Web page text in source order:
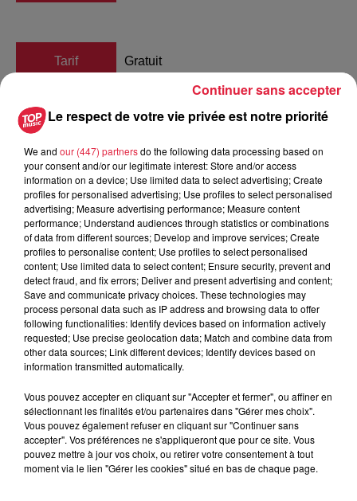
Tarif Gratuit
FÊTE DE LA MUSIQUE 2024 / 𝗚-𝗠𝗢𝗪 - 𝗗𝗘𝗔𝗗𝗟𝗬
𝗦𝗛𝗔𝗞𝗘𝗦 / 𝗔𝗟𝗜𝗪𝗨 - 𝗧𝗛𝗘 𝗕𝗢𝗪𝗦𝗧𝗥𝗜𝗡𝗚𝗦 -
𝗠𝗜𝗧𝗛𝗥𝗔𝗡𝗗𝗜𝗥 - 𝗣𝗢̂𝗟𝗘 𝗡𝗢𝗥𝗗
Plongez dans un océan musical pour une fête de la musique
tentaculaire !
6 groupes du Grand Est ont été sélectionnés pour leur
énergie, leur folie et leur talent, sur plus de 50 candidatures.
Que vous soyez un poulpe dansant ou un calamar chantant,
ils sont prêts à vous faire vibrer !
Zone51 vous propose de célébrer la musique ensemble,
place du Dr Kubler à Sélestat le 21 juin dès 18h.
𝗚-𝗠𝗢𝗪 (𝗥𝗼𝗰𝗸 𝗙𝗿𝗮𝗻𝗰̧𝗮𝗶𝘀)
𝗔𝗟𝗜𝗪𝗨 (𝗔𝗳𝗿𝗼-𝗙𝘂𝘀𝗶𝗼𝗻)
𝗧𝗛𝗘 𝗕𝗢𝗪𝗦𝗧𝗥𝗜𝗡𝗚𝗦 (𝗙𝗼𝗹𝗸)
𝗠𝗜𝗧𝗛𝗥𝗔𝗡𝗗𝗜𝗥 (𝗦𝘁𝗼𝗻𝗲𝗿)
𝗣𝗢̂𝗟𝗘 𝗡𝗢𝗥𝗗 (𝗣𝗼𝘀𝘁 𝗿𝗼𝗰𝗸)
Le respect de votre vie privée est notre priorité
We and our (447) partnersdo the following data processing based on
your consent and/or our legitimate interest: Store and/or access
information on a device; Use limited data to select advertising; Create
profiles for personalised advertising; Use profiles to select personalised
advertising; Measure advertising performance; Measure content
performance; Understand audiences through statistics or combinations
of data from different sources; Develop and improve services; Create
profiles to personalise content; Use profiles to select personalised
content; Use limited data to select content; Ensure security, prevent and
detect fraud, and fix errors; Deliver and present advertising and content;
Save and communicate privacy choices. These technologies may
process personal data such as IP address and browsing data to offer
following functionalities: Identify devices based on information actively
requested; Use precise geolocation data; Match and combine data from
other data sources; Link different devices; Identify devices based on
information transmitted automatically.
Vous pouvez accepter en cliquant sur "Accepter et fermer", ou affiner en
sélectionnant les finalités et/ou partenaires dans "Gérer mes choix".
Vous pouvez également refuser en cliquant sur "Continuer sans
accepter". Vos préférences ne s'appliqueront que pour ce site. Vous
pouvez mettre à jour vos choix, ou retirer votre consentement à tout
moment via le lien "Gérer les cookies" situé en bas de chaque page.
Continuer sans accepter